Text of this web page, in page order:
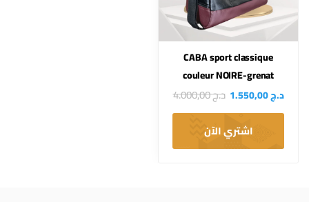
CABA sport classique
couleur NOIRE-grenat
د.ج1.550,00 د.ج4.000,00
اشتري الآن